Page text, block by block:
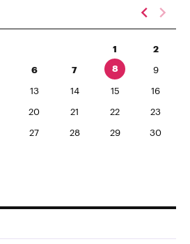
1 2
6 7 8 9
13 14 15 16
20 21 22 23
27 28 29 30